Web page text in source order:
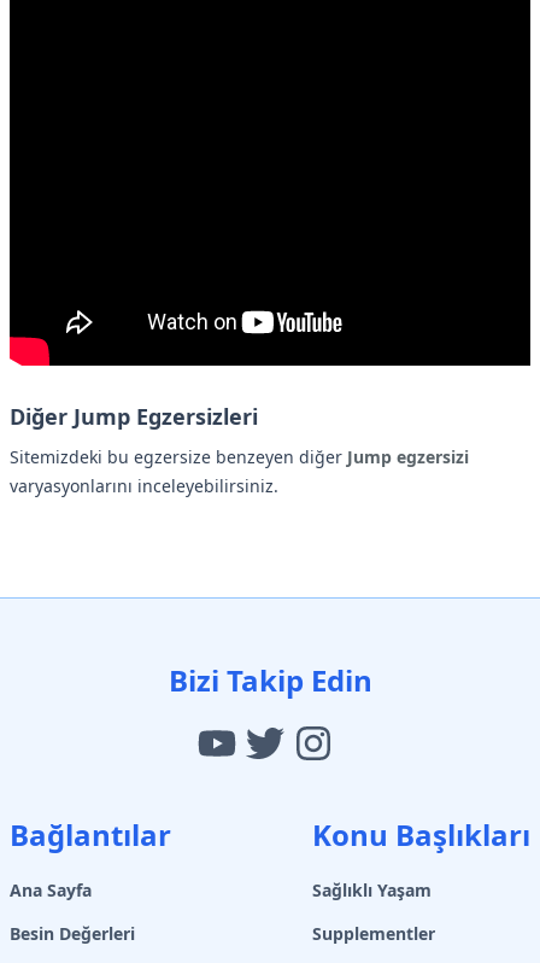
Diğer Jump Egzersizleri
Sitemizdeki bu egzersize benzeyen diğer Jump egzersizi
varyasyonlarını inceleyebilirsiniz.
Bizi Takip Edin
Bağlantılar
Ana Sayfa
Besin Değerleri
Konu Başlıkları
Sağlıklı Yaşam
Supplementler